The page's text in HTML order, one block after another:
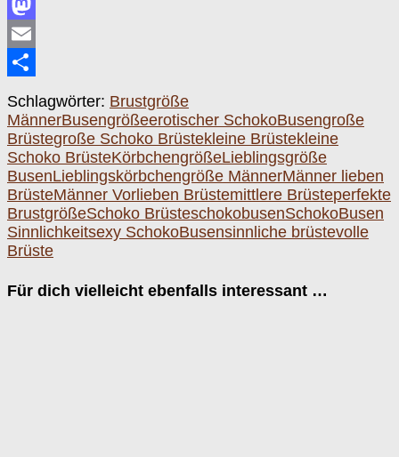
Facebook
Mastodon
Email
Schlagwörter: Brustgröße
MännerBusengrößeerotischer SchokoBusengroße
Brüstegroße Schoko Brüstekleine Brüstekleine
Schoko BrüsteKörbchengrößeLieblingsgröße
BusenLieblingskörbchengröße MännerMänner lieben
BrüsteMänner Vorlieben Brüstemittlere Brüsteperfekte
BrustgrößeSchoko BrüsteschokobusenSchokoBusen
Sinnlichkeitsexy SchokoBusensinnliche brüstevolle
Brüste
Für dich vielleicht ebenfalls interessant …